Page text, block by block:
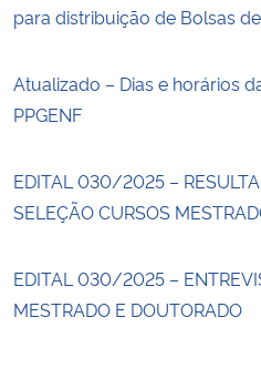
para distribuição de Bolsas
Atualizado – Dias e horários
PPGENF
EDITAL 030/2025 –
SELEÇÃO CURSOS
EDITAL 030/2025 –
MESTRADO E DOUTORADO